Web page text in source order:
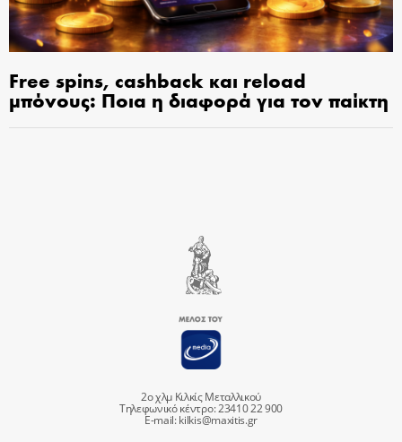
Free spins, cashback και reload
μπόνους: Ποια η διαφορά για τον παίκτη
2ο χλμ Κιλκίς Μεταλλικού
Τηλεφωνικό κέντρο: 23410 22 900
E-mail:kilkis@maxitis.gr